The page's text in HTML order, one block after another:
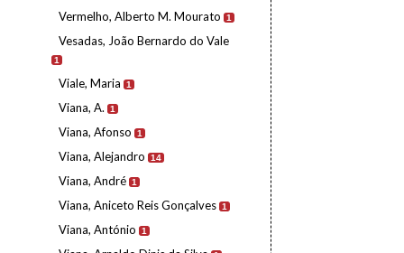
Vermelho, Alberto M. Mourato 1
Vesadas, João Bernardo do Vale
1
Viale, Maria 1
Viana, A. 1
Viana, Afonso 1
Viana, Alejandro 14
Viana, André 1
Viana, Aniceto Reis Gonçalves 1
Viana, António 1